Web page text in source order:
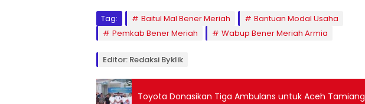
Tag: Baitul Mal Bener Meriah
Bantuan Modal Usaha
Pemkab Bener Meriah
Wabup Bener Meriah Armia
Editor: Redaksi Byklik
Toyota Donasikan Tiga Ambulans untuk Aceh Tamiang